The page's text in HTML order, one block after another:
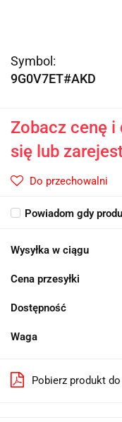
Symbol:
9G0V7ET#AKD
Zobacz cenę
się lub
Do przechowalni
Powiadom gdy
Wysyłka w ciągu
Cena przesyłki
Dostępność
Waga
Pobierz produkt do